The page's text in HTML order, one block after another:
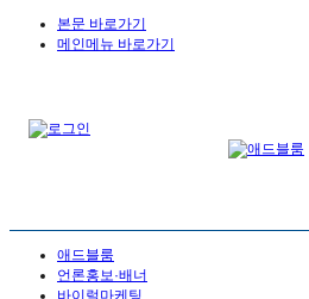
본문 바로가기
메인메뉴 바로가기
애드블룸
언론홍보·배너
바이럴마케팅